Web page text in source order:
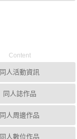
Content
同人活動資訊
同人誌作品
同人周邊作品
同人數位作品